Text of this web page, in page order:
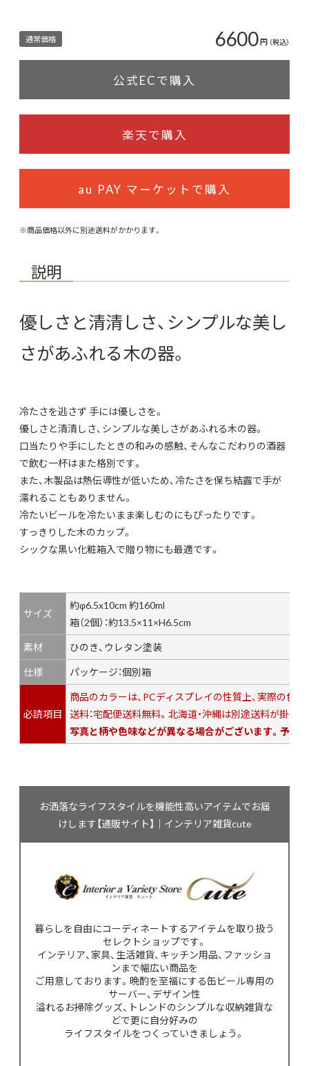
通常価格 6600円 （税込）
公式ECで購入
楽天で購入
au PAY マーケットで購入
※商品価格以外に別途送料がかかります。
説明
優しさと清清しさ、シンプルな美し
さがあふれる木の器。
冷たさを逃さず 手には優しさを。
優しさと清清しさ、シンプルな美しさがあふれる木の器。
口当たりや手にしたときの和みの感触、そんなこだわりの酒器
で飲む一杯はまた格別です。
また、木製品は熱伝導性が低いため、冷たさを保ち結露で手が
濡れることもありません。
冷たいビールを冷たいまま楽しむのにもぴったりです。
すっきりした木のカップ。
シックな黒い化粧箱入で贈り物にも最適です。
サイズ
約φ6.5x10cm 約160ml
箱（2個）：約13.5×11×H6.5cm
素材
ひのき、ウレタン塗装
仕様
パッケージ：個別箱
必読項目
商品のカラーは、PCディスプレイの性質上、実際の色
送料：宅配便送料無料。北海道・沖縄は別途送料が掛か
写真と柄や色味などが異なる場合がございます。予め
お洒落なライフスタイルを機能性高いアイテムでお届
けします【通販サイト】｜インテリア雑貨cute
暮らしを自由にコーディネートするアイテムを取り扱う
セレクトショップです。
インテリア、家具、生活雑貨、キッチン用品、ファッショ
ンまで幅広い商品を
ご用意しております。晩酌を至福にする缶ビール専用の
サーバー、デザイン性
溢れるお掃除グッズ、トレンドのシンプルな収納雑貨な
どで更に自分好みの
ライフスタイルをつくっていきましょう。